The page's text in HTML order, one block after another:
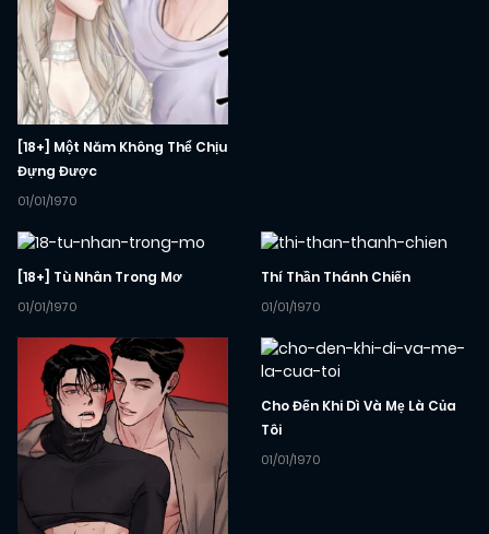
[18+] Một Năm Không Thể Chịu
Đựng Được
01/01/1970
[18+] Tù Nhân Trong Mơ
01/01/1970
Thí Thần Thánh Chiến
01/01/1970
Cho Đến Khi Dì Và Mẹ Là Của
Tôi
01/01/1970